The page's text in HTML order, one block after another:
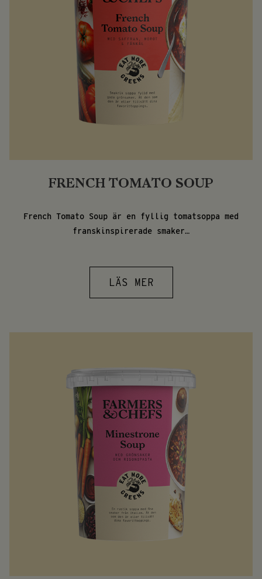
FRENCH TOMATO SOUP
French Tomato Soup är en fyllig tomatsoppa med
franskinspirerade smaker…
LÄS MER